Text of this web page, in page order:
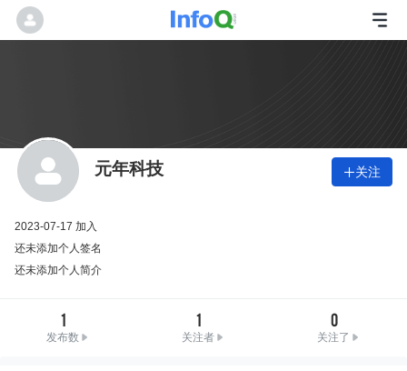
元年科技 关注
2023-07-17 加入
还未添加个人签名
还未添加个人简介
1
发布数
1
关注者
0
关注了